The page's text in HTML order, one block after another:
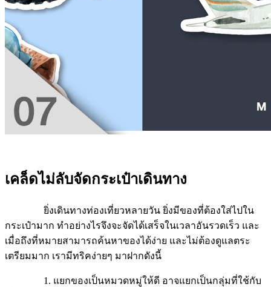
เคล็ดไม่ลับจัดกระเป๋าเดินทาง
ยิ่งเดินทางท่องเที่ยวหลายวัน ยิ่งมีของที่ต้องใส่ไปใน
กระเป๋ามาก ทำอย่างไรจึงจะจัดได้เสร็จในเวลาอันรวดเร็ว และ
เมื่อถึงที่หมายสามารถค้นหาของได้ง่าย และไม่ต้องดูแลตระ
เตรียมมาก เรามีทริคง่ายๆ มาฝากดังนี้
1. แยกของเป็นหมวดหมู่ให้ดี อาจแยกเป็นกลุ่มที่ใช้กับ